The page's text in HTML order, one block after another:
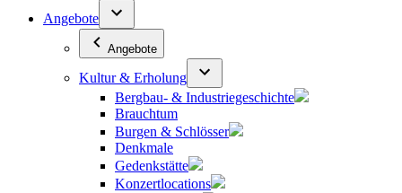
Angebote
Angebote
Kultur & Erholung
Bergbau- & Industriegeschichte
Brauchtum
Burgen & Schlösser
Denkmale
Gedenkstätte
Konzertlocations